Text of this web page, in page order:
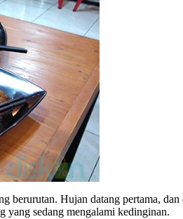
berurutan. Hujan datang pertama,
yang sedang mengalami kedinginan.